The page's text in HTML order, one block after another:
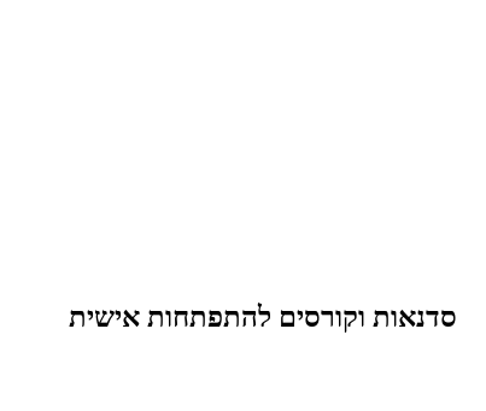
סדנאות וקורסים להתפתחות אישית